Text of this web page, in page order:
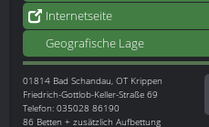
Internetseite
Geografische Lage
01814 Bad Schandau, OT Krippen
Friedrich-Gottlob-Keller-Straße 69
Telefon: 035028 86190
86 Betten + zusätzlich Aufbettung